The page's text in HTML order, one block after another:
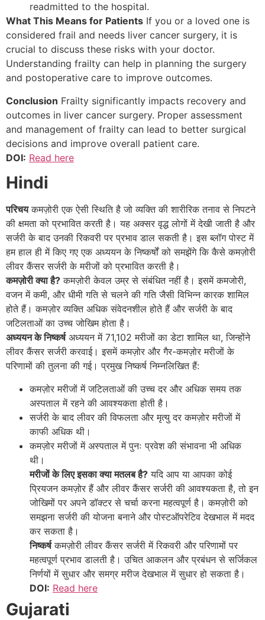
readmitted to the hospital.
What This Means for Patients If you or a loved one is
considered frail and needs liver cancer surgery, it is
crucial to discuss these risks with your doctor.
Understanding frailty can help in planning the surgery
and postoperative care to improve outcomes.
Conclusion Frailty significantly impacts recovery and
outcomes in liver cancer surgery. Proper assessment
and management of frailty can lead to better surgical
decisions and improve overall patient care.
DOI: Read here
Hindi
परिचयकमज़ोरी एक ऐसी स्थिति है जो व्यक्ति की शारीरिक तनाव से निपटने
की क्षमता को प्रभावित करती है। यह अक्सर वृद्ध लोगों में देखी जाती है और
सर्जरी के बाद उनकी रिकवरी पर प्रभाव डाल सकती है। इस ब्लॉग पोस्ट में
हम हाल ही में किए गए एक अध्ययन के निष्कर्षों को समझेंगे कि कैसे कमज़ोरी
लीवर कैंसर सर्जरी के मरीजों को प्रभावित करती है।
कमज़ोरी क्या है? कमज़ोरी केवल उम्र से संबंधित नहीं है। इसमें कमजोरी,
वजन में कमी, और धीमी गति से चलने की गति जैसी विभिन्न कारक शामिल
होते हैं। कमज़ोर व्यक्ति अधिक संवेदनशील होते हैं और सर्जरी के बाद
जटिलताओं का उच्च जोखिम होता है।
अध्ययन के निष्कर्षअध्ययन में 71,102 मरीजों का डेटा शामिल था, जिन्होंने
लीवर कैंसर सर्जरी करवाई। इसमें कमज़ोर और गैर-कमज़ोर मरीजों के
परिणामों की तुलना की गई। प्रमुख निष्कर्ष निम्नलिखित हैं:
कमज़ोर मरीजों में जटिलताओं की उच्च दर और अधिक समय तक
अस्पताल में रहने की आवश्यकता होती है।
सर्जरी के बाद लीवर की विफलता और मृत्यु दर कमज़ोर मरीजों में
काफी अधिक थी।
कमज़ोर मरीजों में अस्पताल में पुनः प्रवेश की संभावना भी अधिक
थी।
मरीजों के लिए इसका क्या मतलब है? यदि आप या आपका कोई
प्रियजन कमज़ोर हैं और लीवर कैंसर सर्जरी की आवश्यकता है, तो इन
जोखिमों पर अपने डॉक्टर से चर्चा करना महत्वपूर्ण है। कमज़ोरी को
समझना सर्जरी की योजना बनाने और पोस्टऑपरेटिव देखभाल में मदद
कर सकता है।
निष्कर्षकमज़ोरी लीवर कैंसर सर्जरी में रिकवरी और परिणामों पर
महत्वपूर्ण प्रभाव डालती है। उचित आकलन और प्रबंधन से सर्जिकल
निर्णयों में सुधार और समग्र मरीज देखभाल में सुधार हो सकता है।
DOI: Read here
Gujarati